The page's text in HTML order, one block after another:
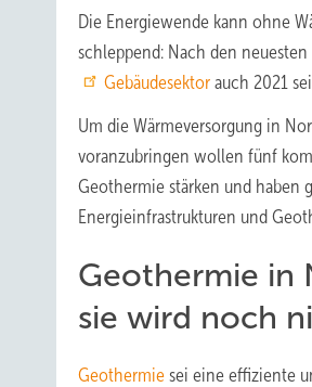
Die Energiewende kann ohne
schleppend: Nach den
Gebäudesektor auch 2021
Um die Wärmeversorgung in
voranzubringen wollen fünf
Geothermie stärken und haben
Energieinfrastrukturen und
Geothermie in
sie wird noch
Geothermie sei eine effiziente